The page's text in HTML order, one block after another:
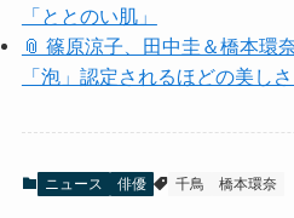
「ととのい肌」
📎 篠原涼子、田中圭＆橋本環
「泡」認定されるほどの美しさ
ニュース 俳優 千鳥 橋本環奈